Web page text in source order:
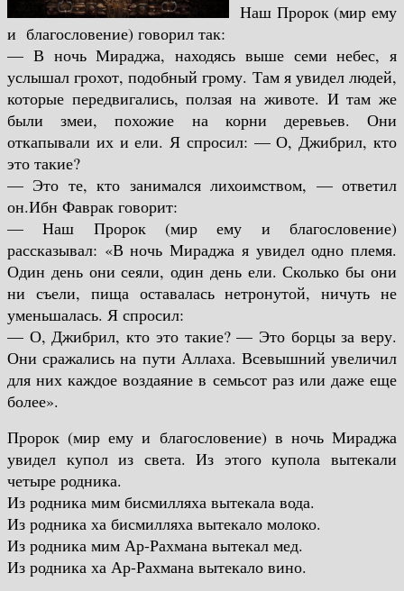
Наш Пророк (мир ему
и благословение) говорил так:
— В ночь Мираджа, находясь выше семи небес, я
услышал грохот, подобный грому. Там я увидел людей,
которые передвигались, ползая на животе. И там же
были змеи, похожие на корни деревьев. Они
откапывали их и ели. Я спросил: — О, Джибрил, кто
это такие?
— Это те, кто занимался лихоимством, — ответил
он.Ибн Фаврак говорит:
— Наш Пророк (мир ему и благословение)
рассказывал: «В ночь Мираджа я увидел одно племя.
Один день они сеяли, один день ели. Сколько бы они
ни съели, пища оставалась нетронутой, ничуть не
уменьшалась. Я спросил:
— О, Джибрил, кто это такие? — Это борцы за веру.
Они сражались на пути Аллаха. Всевышний увеличил
для них каждое воздаяние в семьсот раз или даже еще
более».
Пророк (мир ему и благословение) в ночь Мираджа
увидел купол из света. Из этого купола вытекали
четыре родника.
Из родника мим бисмилляха вытекала вода.
Из родника ха бисмилляха вытекало молоко.
Из родника мим Ар-Рахмана вытекал мед.
Из родника ха Ар-Рахмана вытекало вино.